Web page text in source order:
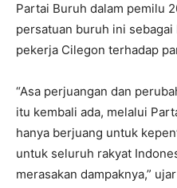
Partai Buruh dalam pemilu
persatuan buruh ini
pekerja Cilegon terhadap
“Asa perjuangan dan
itu kembali ada, melalui
hanya berjuang untuk
untuk seluruh rakyat
merasakan dampaknya,”